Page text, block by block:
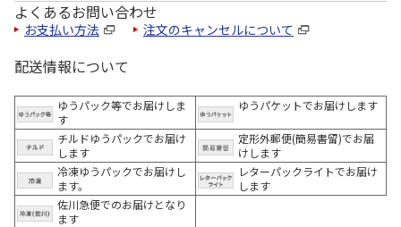
よくあるお問い合わせ
お支払い方法 注文のキャンセルについて
配送情報について
ゆうパック等でお届けしま
す
ゆうパケットでお届けします
チルドゆうパックでお届け
します
定形外郵便(簡易書留)でお届
けします
冷凍ゆうパックでお届けし
ます。
レターパックライトでお届け
します
佐川急便でのお届けとなり
ます